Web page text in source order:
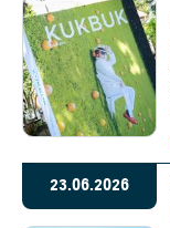
23.06.2026